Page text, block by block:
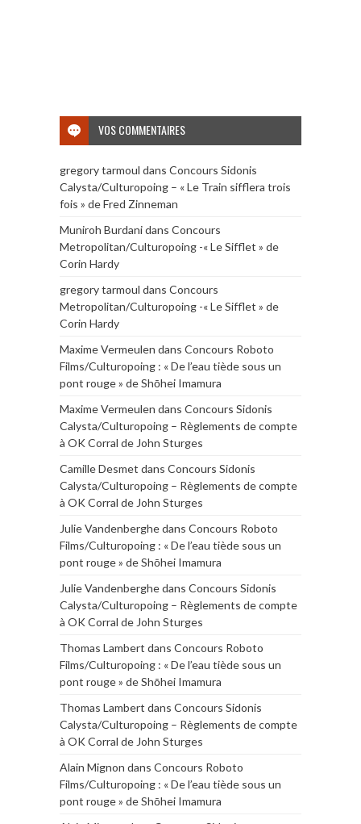
VOS COMMENTAIRES
gregory tarmoul dans Concours Sidonis
Calysta/Culturopoing – « Le Train sifflera trois
fois » de Fred Zinneman
Muniroh Burdanidans Concours
Metropolitan/Culturopoing -« Le Sifflet » de
Corin Hardy
gregory tarmoul dans Concours
Metropolitan/Culturopoing -« Le Sifflet » de
Corin Hardy
Maxime Vermeulen dans Concours Roboto
Films/Culturopoing : « De l’eau tiède sous un
pont rouge » de Shōhei Imamura
Maxime Vermeulen dans Concours Sidonis
Calysta/Culturopoing – Règlements de compte
à OK Corral de John Sturges
Camille Desmet dans Concours Sidonis
Calysta/Culturopoing – Règlements de compte
à OK Corral de John Sturges
Julie Vandenberghedans Concours Roboto
Films/Culturopoing : « De l’eau tiède sous un
pont rouge » de Shōhei Imamura
Julie Vandenberghedans Concours Sidonis
Calysta/Culturopoing – Règlements de compte
à OK Corral de John Sturges
Thomas Lambert dans Concours Roboto
Films/Culturopoing : « De l’eau tiède sous un
pont rouge » de Shōhei Imamura
Thomas Lambert dans Concours Sidonis
Calysta/Culturopoing – Règlements de compte
à OK Corral de John Sturges
Alain Mignon dans Concours Roboto
Films/Culturopoing : « De l’eau tiède sous un
pont rouge » de Shōhei Imamura